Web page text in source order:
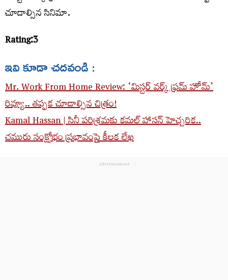
చూడాల్సిన సినిమా.
Rating:3
ఇవి కూడా చదవండి :
Mr. Work From Home Review: ‘మిస్టర్ వర్క్ ఫ్రమ్ హోమ్’
రివ్యూ.. తప్పక చూడాల్సిన చిత్రం!
Kamal Hassan | సినీ పరిశ్రమకు కమల్ హాసన్ హెచ్చరిక..
చమురు సంక్షోభం ప్రభావంపై కీలక లేఖ